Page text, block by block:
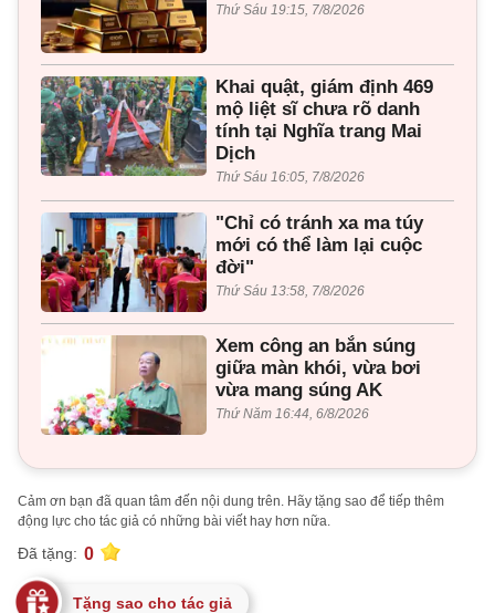
Thứ Sáu 19:15, 7/8/2026
Khai quật, giám định 469
mộ liệt sĩ chưa rõ danh
tính tại Nghĩa trang Mai
Dịch
Thứ Sáu 16:05, 7/8/2026
"Chỉ có tránh xa ma túy
mới có thể làm lại cuộc
đời"
Thứ Sáu 13:58, 7/8/2026
Xem công an bắn súng
giữa màn khói, vừa bơi
vừa mang súng AK
Thứ Năm 16:44, 6/8/2026
Cảm ơn bạn đã quan tâm đến nội dung trên. Hãy tặng sao để tiếp thêm
động lực cho tác giả có những bài viết hay hơn nữa.
Đã tặng: 0
Tặng sao cho tác giả